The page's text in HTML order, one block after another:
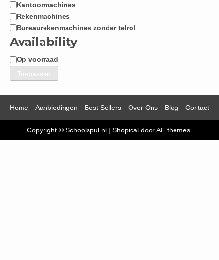
Categorie
Kantoormachines
Rekenmachines
Bureaurekenmachines zonder telrol
Availability
Beschikbaarheid
Op voorraad
Toepassen
Home Aanbiedingen Best Sellers Over Ons Blog Contact
Copyright © Schoolspul.nl | Shopical door AF themes.